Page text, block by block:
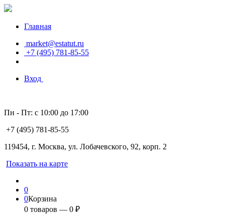
Главная
market@estatut.ru
+7 (495) 781-85-55
Вход
Пн - Пт: с 10:00 до 17:00
+7 (495) 781-85-55
119454, г. Москва, ул. Лобачевского, 92, корп. 2
Показать на карте
0
0Корзина
0 товаров — 0 ₽